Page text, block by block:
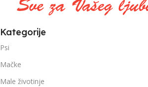
Kategorije
Psi
Mačke
Male životinje